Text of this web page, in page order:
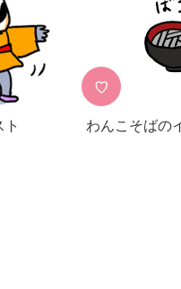
♡
わんこそばの